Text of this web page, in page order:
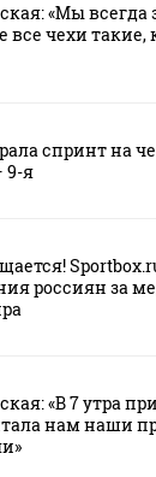
«Мы всегда
чехи такие,
спринт на
9-я
россиян за
«В 7 утра
нам наши